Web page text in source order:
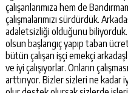
çalışanlarımıza hem de
çalışmalarımızı sürdürdük.
adaletsizliği olduğunu
olsun başlangıç yapıp taban
bütün çalışan işçi emekçi
ve iyi çalışıyorlar. Onların
arttırıyor. Bizler sizleri ne kadar